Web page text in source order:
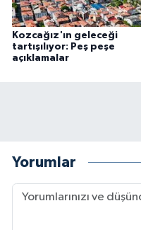
Kozcağız'ın geleceği
tartışılıyor: Peş peşe
açıklamalar
Yorumlar